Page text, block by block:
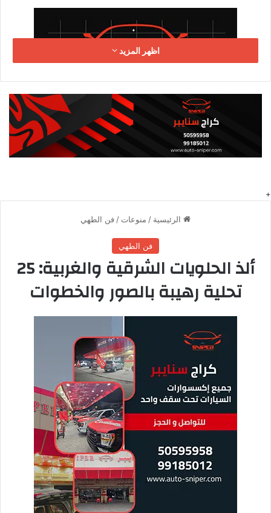
ما هي الشوربات المغذية؟
الشوربات المغذية هي أكثر من مجرد طبق سائل – إنها وجبة متكاملة
غنية بالخضار والبروتين والألياف والفيتامينات. في ثقافتنا الخليجية،
الشوربة هي بداية كل عزيمة ووليمة. تفتح الشهية وتدفئ المعدة
وتجهز الجسم لاستقبال الوجبة الرئيسية.
لكن في السنوات الأخيرة، اكتشفنا أن الشوربات يمكن أن تكون
الوجبة الرئيسية نفسها! شوربة العدس بالخضار، شوربة الوصفات
بالشعيرية، شوربة الكريمة بالمشروم – كلها وجبات متكاملة
اظهر المزيد